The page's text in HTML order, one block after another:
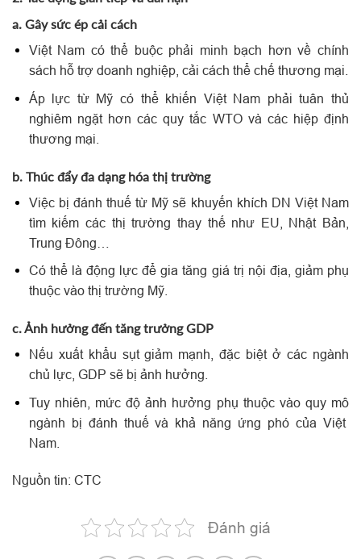
a. Gây sức ép cải cách
Việt Nam có thể buộc phải minh bạch hơn về chính
sách hỗ trợ doanh nghiệp, cải cách thể chế thương mại.
Áp lực từ Mỹ có thể khiến Việt Nam phải tuân thủ
nghiêm ngặt hơn các quy tắc WTO và các hiệp định
thương mại.
b. Thúc đẩy đa dạng hóa thị trường
Việc bị đánh thuế từ Mỹ sẽ khuyến khích DN Việt Nam
tìm kiếm các thị trường thay thế như EU, Nhật Bản,
Trung Đông…
Có thể là động lực để gia tăng giá trị nội địa, giảm phụ
thuộc vào thị trường Mỹ.
c. Ảnh hưởng đến tăng trưởng GDP
Nếu xuất khẩu sụt giảm mạnh, đặc biệt ở các ngành
chủ lực, GDP sẽ bị ảnh hưởng.
Tuy nhiên, mức độ ảnh hưởng phụ thuộc vào quy mô
ngành bị đánh thuế và khả năng ứng phó của Việt
Nam.
Nguồn tin: CTC
Đánh giá